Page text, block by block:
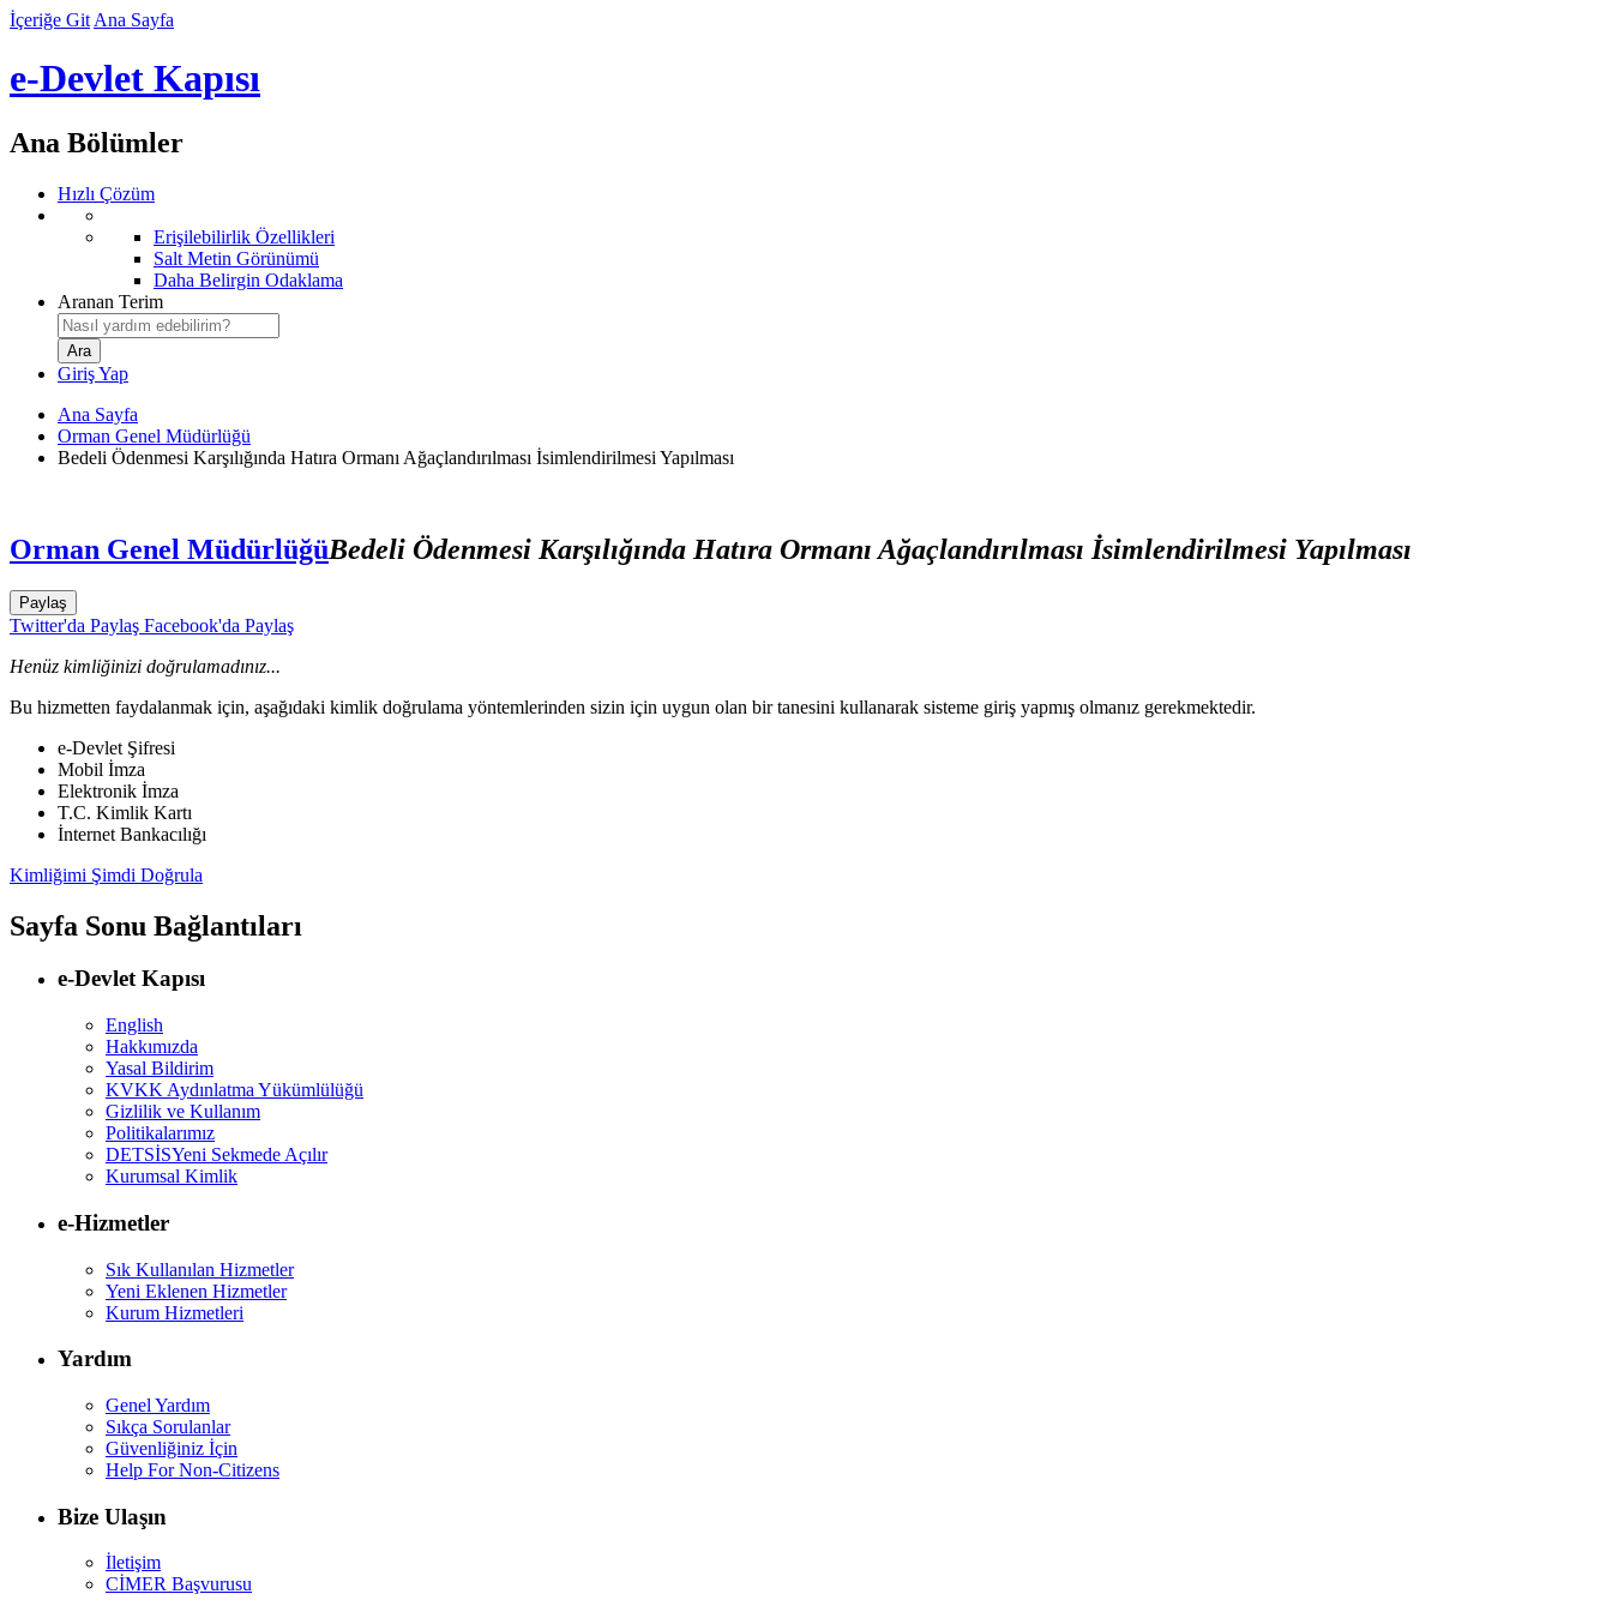
İçeriğe Git Ana Sayfa
e-Devlet Kapısı
Ana Bölümler
Hızlı Çözüm
Erişilebilirlik Özellikleri
Salt Metin Görünümü
Daha Belirgin Odaklama
Aranan Terim
Giriş Yap
Ana Sayfa
Orman Genel Müdürlüğü
Bedeli Ödenmesi Karşılığında Hatıra Ormanı Ağaçlandırılması İsimlendirilmesi Yapılması
Orman Genel MüdürlüğüBedeli Ödenmesi Karşılığında Hatıra Ormanı Ağaçlandırılması İsimlendirilmesi Yapılması
Paylaş
Twitter'da Paylaş Facebook'da Paylaş
Henüz kimliğinizi doğrulamadınız...
Bu hizmetten faydalanmak için, aşağıdaki kimlik doğrulama yöntemlerinden sizin için uygun olan bir tanesini kullanarak sisteme giriş yapmış olmanız gerekmektedir.
e-Devlet Şifresi
Mobil İmza
Elektronik İmza
T.C. Kimlik Kartı
İnternet Bankacılığı
Kimliğimi Şimdi Doğrula
Sayfa Sonu Bağlantıları
e-Devlet Kapısı
English
Hakkımızda
Yasal Bildirim
KVKK Aydınlatma Yükümlülüğü
Gizlilik ve Kullanım
Politikalarımız
DETSİSYeni Sekmede Açılır
Kurumsal Kimlik
e-Hizmetler
Sık Kullanılan Hizmetler
Yeni Eklenen Hizmetler
Kurum Hizmetleri
Yardım
Genel Yardım
Sıkça Sorulanlar
Güvenliğiniz İçin
Help For Non-Citizens
Bize Ulaşın
İletişim
CİMER Başvurusu